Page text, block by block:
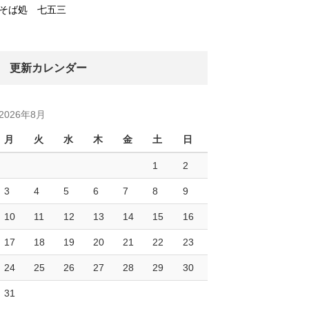
ば処 七五三
更新カレンダー
年8月
月 火 水 木 金 土 日
1 2
3 4 5 6 7 8 9
10 11 12 13 14 15 16
17 18 19 20 21 22 23
24 25 26 27 28 29 30
31